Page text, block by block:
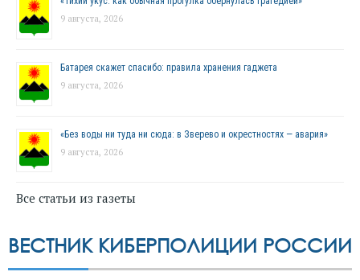
9 августа, 2026
Батарея скажет спасибо: правила хранения гаджета
9 августа, 2026
«Без воды ни туда ни сюда: в Зверево и окрестностях — авария»
9 августа, 2026
Все статьи из газеты
ВЕСТНИК КИБЕРПОЛИЦИИ РОССИИ